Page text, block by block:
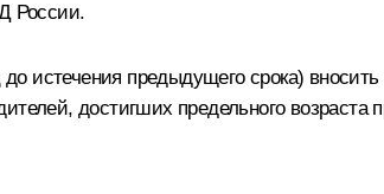
России.
истечения предыдущего срока)
достигших предельного возраста